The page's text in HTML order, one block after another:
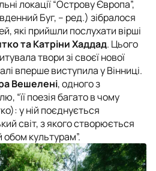
локації “Острову Європа”,
Буг, – ред.) зібралося
які прийшли послухати вірші
та Катріни Хаддад. Цього
твори зі своєї нової
вперше виступила у Вінниці.
Вешелені, одного з
“її поезія багато в чому
у ній поєднується
світ, з якого створюється
обом культурам”.